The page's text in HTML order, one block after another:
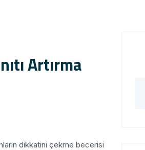
Artırma
dikkatini çekme becerisi